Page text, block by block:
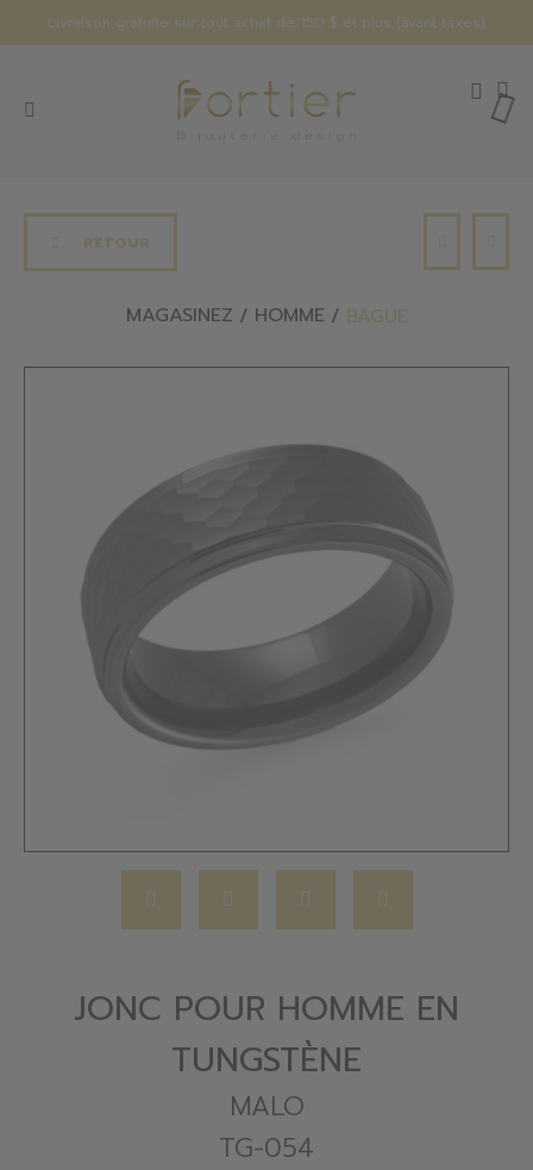
Livraison gratuite sur tout achat de 150 $ et plus (avant taxes)
RETOUR
MAGASINEZ HOMME BAGUE
JONC POUR HOMME EN
TUNGSTÈNE
MALO
TG-054